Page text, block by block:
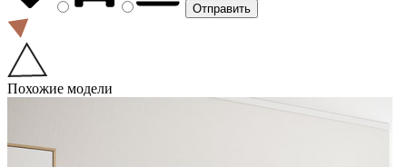
Похожие модели